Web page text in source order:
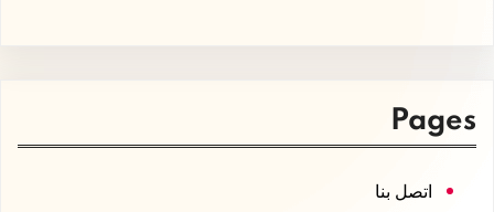
Pages
اتصل بنا